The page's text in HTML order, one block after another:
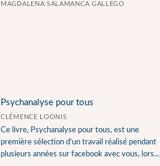
MAGDALENA SALAMANCA GALLEGO
Psychanalyse pour tous
CLÉMENCE LOONIS
Ce livre, Psychanalyse pour tous, est une
première sélection d'un travail réalisé pendant
plusieurs années sur facebook avec vous, lors...